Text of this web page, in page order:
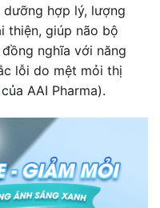
hợp lý, lượng
thiện, giúp não bộ
nghĩa với năng
lỗi do mệt mỏi thị
của AAI Pharma).